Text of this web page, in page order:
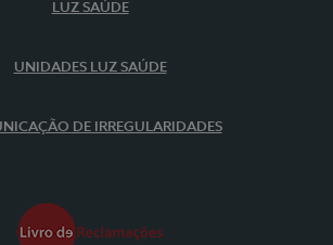
LUZ SAÚDE
UNIDADES LUZ SAÚDE
DE IRREGULARIDADES